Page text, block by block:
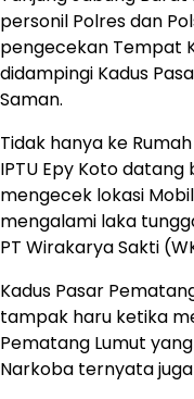
personil Polres dan
pengecekan Tempat
didampingi Kadus
Saman.
Tidak hanya ke
IPTU Epy Koto
mengecek lokasi
mengalami laka
PT Wirakarya Sakti
Kadus Pasar
tampak haru ketika
Pematang Lumut
Narkoba ternyata